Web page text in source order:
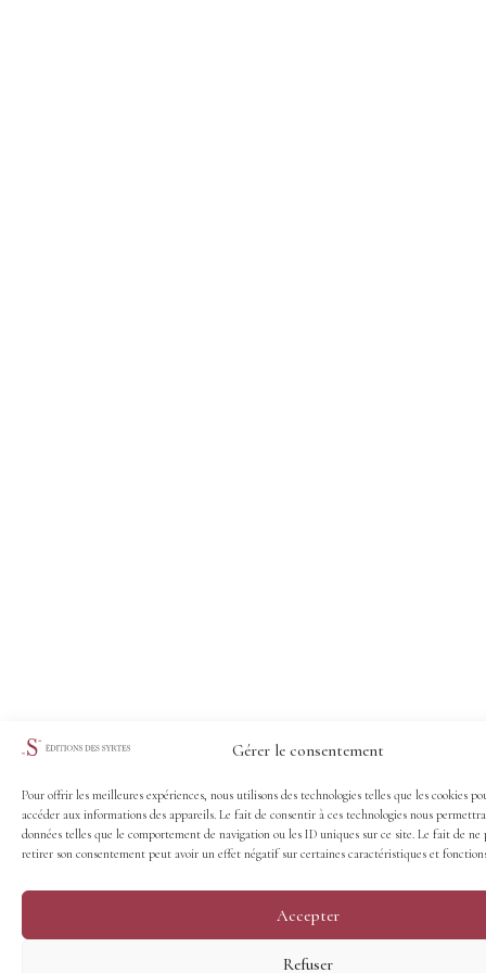
Gérer le consentement
Pour offrir les meilleures expériences, nous utilisons des technologies telles que les cookies
accéder aux informations des appareils. Le fait de consentir à ces technologies nous
données telles que le comportement de navigation ou les ID uniques sur ce site. Le fait de ne
retirer son consentement peut avoir un effet négatif sur certaines caractéristiques et
Accepter
Refuser